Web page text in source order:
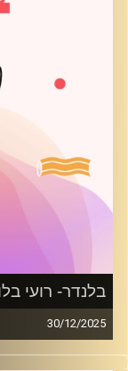
בלנדר- רועי
30/12/2025
מוזיקה רגועה